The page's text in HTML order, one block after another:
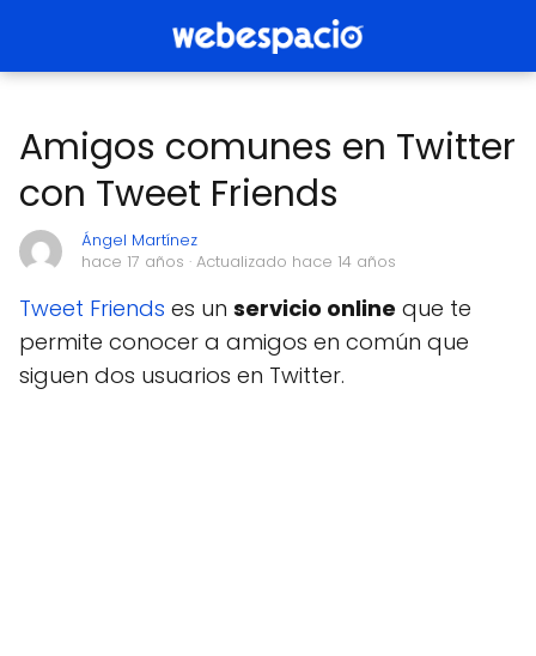
Amigos comunes en Twitter
con Tweet Friends
Ángel Martínez
hace 17 años · Actualizado hace 14 años
Tweet Friends es un servicio online que te
permite conocer a amigos en común que
siguen dos usuarios en Twitter.